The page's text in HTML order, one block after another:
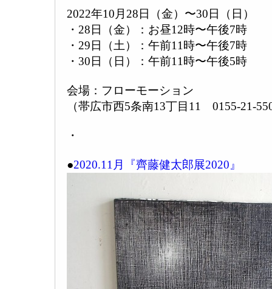
2022年10月28日（金）〜30日（日）
・28日（金）：お昼12時〜午後7時
・29日（土）：午前11時〜午後7時
・30日（日）：午前11時〜午後5時
会場：フローモーション
（帯広市西5条南13丁目11 0155-21-
・
●2020.11月『齊藤健太郎展2020』